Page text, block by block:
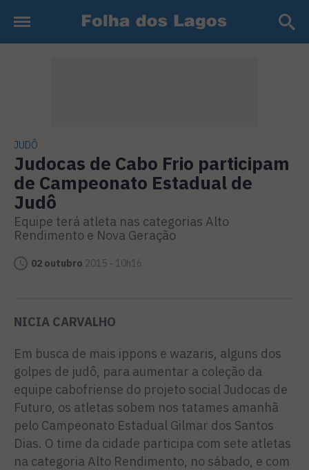
JUDÔ
Judocas de Cabo Frio participam
de Campeonato Estadual de
Judô
Equipe terá atleta nas categorias Alto
Rendimento e Nova Geração
02 outubro 2015 - 10h16
NICIA CARVALHO
Em busca de mais ippons e wazaris, alguns dos
golpes de judô, para aumentar a coleção da
equipe cabofriense do pro­jeto social Judocas de
Futuro, os atletas sobem nos tatames amanhã
pelo Campeonato Es­tadual Gilmar dos Santos
Dias. O time da cidade participa com sete atletas
na categoria Alto Rendimento, no sábado, e com